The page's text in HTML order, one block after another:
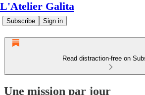
L'Atelier Galita
Subscribe Sign in
Read distraction-free on
Une mission par jour